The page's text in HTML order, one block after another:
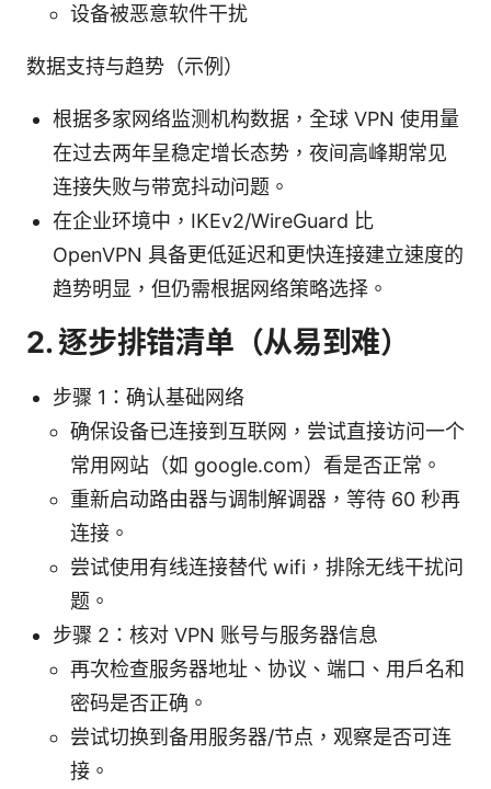
设备被恶意软件干扰
数据支持与趋势（示例）
根据多家网络监测机构数据，全球 VPN 使用量
在过去两年呈稳定增长态势，夜间高峰期常见
连接失败与带宽抖动问题。
在企业环境中，IKEv2/WireGuard 比
OpenVPN 具备更低延迟和更快连接建立速度的
趋势明显，但仍需根据网络策略选择。
2. 逐步排错清单（从易到难）
步骤 1：确认基础网络
确保设备已连接到互联网，尝试直接访问一个
常用网站（如 google.com）看是否正常。
重新启动路由器与调制解调器，等待 60 秒再
连接。
尝试使用有线连接替代 wifi，排除无线干扰问
题。
步骤 2：核对 VPN 账号与服务器信息
再次检查服务器地址、协议、端口、用户名和
密码是否正确。
尝试切换到备用服务器/节点，观察是否可连
接。